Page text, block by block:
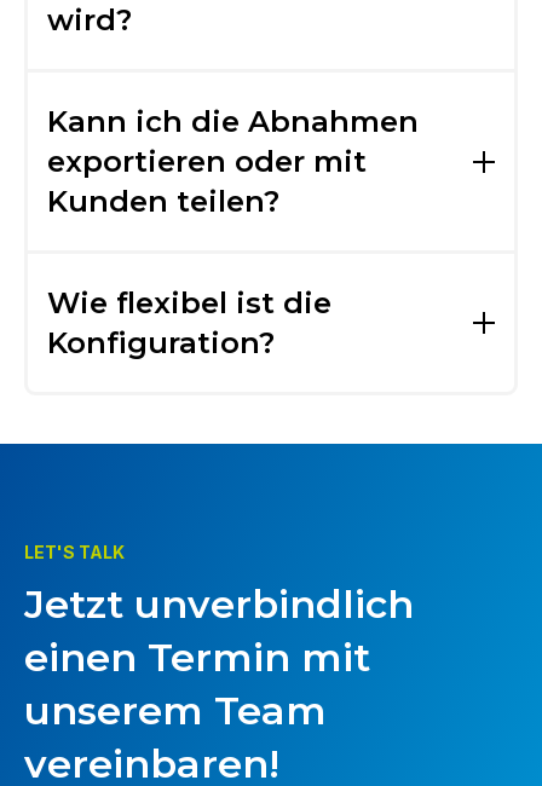
wird?
angelegt – inklusive Foto, Standort,
Verantwortlichen und Historie.
Kann ich die Abnahmen
exportieren oder mit
Kunden teilen?
exportieren oder direkt im Projekt für
Stakeholder freigeben.
Wie flexibel ist die
Konfiguration?
LET'S TALK
Jetzt unverbindlich
einen Termin mit
unserem Team
vereinbaren!